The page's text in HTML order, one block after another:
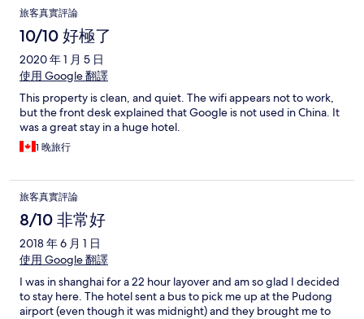
旅客真實評論
10/10 好極了
2020 年 1 月 5 日
使用 Google 翻譯
This property is clean, and quiet. The wifi appears not to work,
but the front desk explained that Google is not used in China. It
was a great stay in a huge hotel.
1 晚旅行
旅客真實評論
8/10 非常好
2018 年 6 月 1 日
使用 Google 翻譯
I was in shanghai for a 22 hour layover and am so glad I decided
to stay here. The hotel sent a bus to pick me up at the Pudong
airport (even though it was midnight) and they brought me to